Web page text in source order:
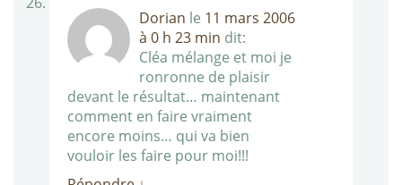
Dorian le 11 mars 2006
à 0 h 23 min dit:
Cléa mélange et moi je
ronronne de plaisir
devant le résultat… maintenant
comment en faire vraiment
encore moins… qui va bien
vouloir les faire pour moi!!!